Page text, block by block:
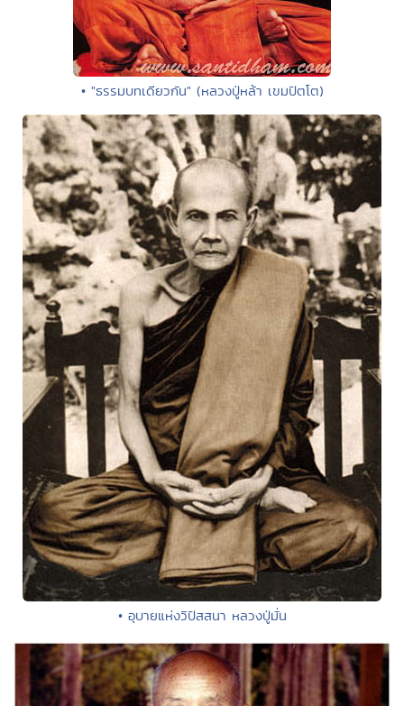
• "ธรรมบทเดียวกัน" (หลวงปู่หล้า เขมปัตโต)
• อุบายแห่งวิปัสสนา หลวงปู่มั่น